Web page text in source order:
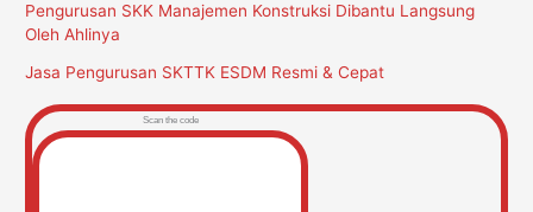
Pengurusan SKK Manajemen Konstruksi Dibantu Langsung
Oleh Ahlinya
Jasa Pengurusan SKTTK ESDM Resmi & Cepat
Scan the code